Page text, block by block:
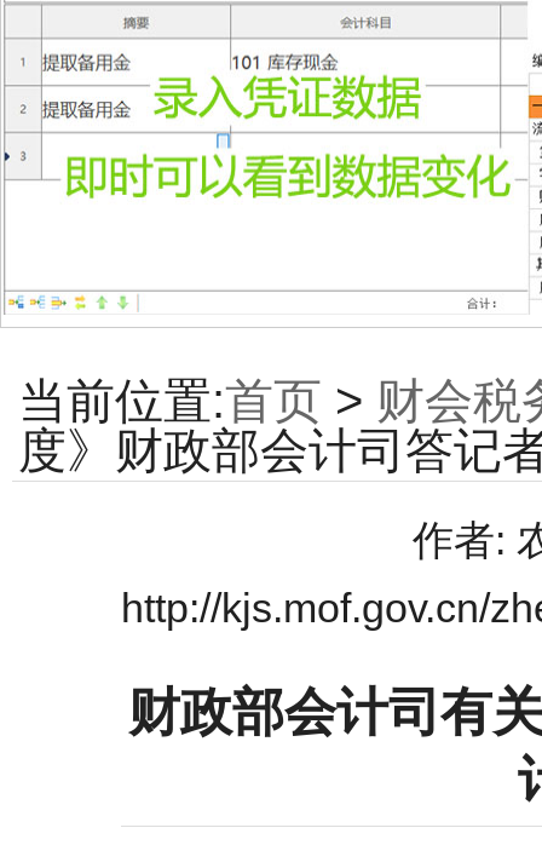
当前位置:首页 > 财会税
度》财政部会计司答记
作者:
http://kjs.mof.gov.cn/
财政部会计司有